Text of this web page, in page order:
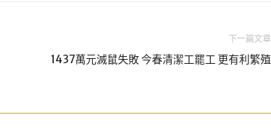
下一篇文章
1437萬元滅鼠失敗 今春清潔工罷工 更有利繁殖